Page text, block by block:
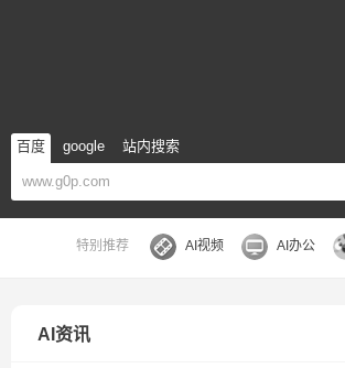
百度 google 站内搜索
特别推荐 AI视频 AI办公
AI资讯